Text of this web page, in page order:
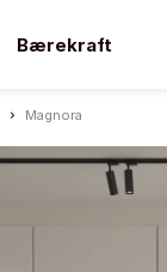
Bærekraft
Magnora